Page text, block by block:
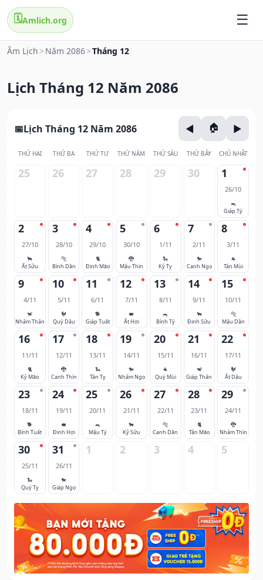
🗓️Amlich.org
Âm Lịch > Năm 2086>Tháng 12
Lịch Tháng 12 Năm 2086
Lịch Tháng 12 Năm 2086
THỨ HAI THỨ BA THỨ TƯ THỨ NĂM THỨ SÁU THỨ BẢY CHỦ NHẬT
25 26 27 28 29 30 1
26/10
🐀
Giáp Tý
2
27/10
🐂
Ất Sửu
3
28/10
🐅
Bính Dần
4
29/10
🐈
Đinh Mão
5
30/10
🐉
Mậu Thìn
6
1/11
🐍
Kỷ Tỵ
7
2/11
🐎
Canh Ngọ
8
3/11
🐐
Tân Mùi
9
4/11
🐒
Nhâm Thân
10
5/11
🐓
Quý Dậu
11
6/11
🐕
Giáp Tuất
12
7/11
🐖
Ất Hợi
13
8/11
🐀
Bính Tý
14
9/11
🐂
Đinh Sửu
15
10/11
🐅
Mậu Dần
16
11/11
🐈
Kỷ Mão
17
12/11
🐉
Canh Thìn
18
13/11
🐍
Tân Tỵ
19
14/11
🐎
Nhâm Ngọ
20
15/11
🐐
Quý Mùi
21
16/11
🐒
Giáp Thân
22
17/11
🐓
Ất Dậu
23
18/11
🐕
Bính Tuất
24
19/11
🐖
Đinh Hợi
25
20/11
🐀
Mậu Tý
26
21/11
🐂
Kỷ Sửu
27
22/11
🐅
Canh Dần
28
23/11
🐈
Tân Mão
29
24/11
🐉
Nhâm Thìn
30
25/11
🐍
Quý Tỵ
31
26/11
🐎
Giáp Ngọ
1 2 3 4 5